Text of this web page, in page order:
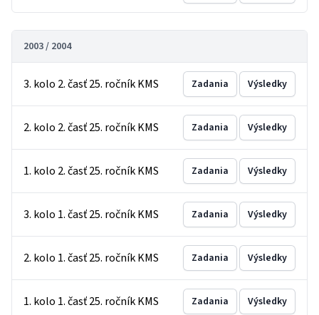
2003 / 2004
3. kolo 2. časť 25. ročník KMS Zadania Výsledky
2. kolo 2. časť 25. ročník KMS Zadania Výsledky
1. kolo 2. časť 25. ročník KMS Zadania Výsledky
3. kolo 1. časť 25. ročník KMS Zadania Výsledky
2. kolo 1. časť 25. ročník KMS Zadania Výsledky
1. kolo 1. časť 25. ročník KMS Zadania Výsledky